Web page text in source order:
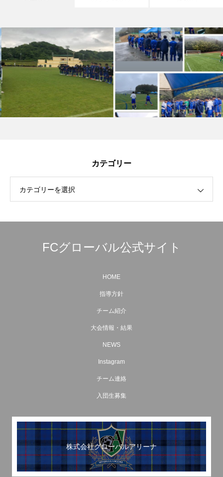
カテゴリー
カテゴリーを選択
FCグローバル公式サイト
HOME
指導方針
チーム紹介
大会情報・結果
NEWS
Instagram
チーム連絡
入団生募集
株式会社グローバルアリーナ